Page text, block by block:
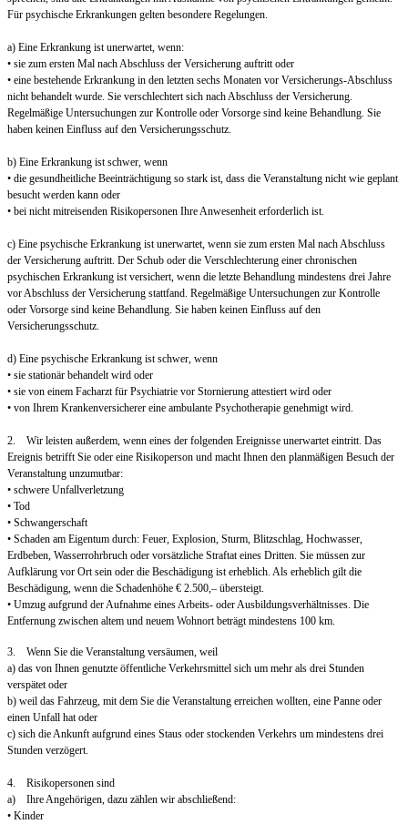
Für psychische Erkrankungen gelten besondere Regelungen.
a) Eine Erkrankung ist unerwartet, wenn:
• sie zum ersten Mal nach Abschluss der Versicherung auftritt oder
• eine bestehende Erkrankung in den letzten sechs Monaten vor Versicherungs-Abschluss
nicht behandelt wurde. Sie verschlechtert sich nach Abschluss der Versicherung.
Regelmäßige Untersuchungen zur Kontrolle oder Vorsorge sind keine Behandlung. Sie
haben keinen Einfluss auf den Versicherungsschutz.
b) Eine Erkrankung ist schwer, wenn
• die gesundheitliche Beeinträchtigung so stark ist, dass die Veranstaltung nicht wie geplant
besucht werden kann oder
• bei nicht mitreisenden Risikopersonen Ihre Anwesenheit erforderlich ist.
c) Eine psychische Erkrankung ist unerwartet, wenn sie zum ersten Mal nach Abschluss
der Versicherung auftritt. Der Schub oder die Verschlechterung einer chronischen
psychischen Erkrankung ist versichert, wenn die letzte Behandlung mindestens drei Jahre
vor Abschluss der Versicherung stattfand. Regelmäßige Untersuchungen zur Kontrolle
oder Vorsorge sind keine Behandlung. Sie haben keinen Einfluss auf den
Versicherungsschutz.
d) Eine psychische Erkrankung ist schwer, wenn
• sie stationär behandelt wird oder
• sie von einem Facharzt für Psychiatrie vor Stornierung attestiert wird oder
• von Ihrem Krankenversicherer eine ambulante Psychotherapie genehmigt wird.
2. Wir leisten außerdem, wenn eines der folgenden Ereignisse unerwartet eintritt. Das
Ereignis betrifft Sie oder eine Risikoperson und macht Ihnen den planmäßigen Besuch der
Veranstaltung unzumutbar:
• schwere Unfallverletzung
• Tod
• Schwangerschaft
• Schaden am Eigentum durch: Feuer, Explosion, Sturm, Blitzschlag, Hochwasser,
Erdbeben, Wasserrohrbruch oder vorsätzliche Straftat eines Dritten. Sie müssen zur
Aufklärung vor Ort sein oder die Beschädigung ist erheblich. Als erheblich gilt die
Beschädigung, wenn die Schadenhöhe € 2.500,– übersteigt.
• Umzug aufgrund der Aufnahme eines Arbeits- oder Ausbildungsverhältnisses. Die
Entfernung zwischen altem und neuem Wohnort beträgt mindestens 100 km.
3. Wenn Sie die Veranstaltung versäumen, weil
a) das von Ihnen genutzte öffentliche Verkehrsmittel sich um mehr als drei Stunden
verspätet oder
b) weil das Fahrzeug, mit dem Sie die Veranstaltung erreichen wollten, eine Panne oder
einen Unfall hat oder
c) sich die Ankunft aufgrund eines Staus oder stockenden Verkehrs um mindestens drei
Stunden verzögert.
4. Risikopersonen sind
a) Ihre Angehörigen, dazu zählen wir abschließend:
• Kinder